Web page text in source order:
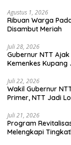
Agustus 1, 2026
Ribuan Warga
Disambut Meriah
Juli 28, 2026
Gubernur NTT
Kemenkes
Juli 22, 2026
Wakil Gubernur
Primer, NTT Jadi
Juli 21, 2026
Program
Melengkapi